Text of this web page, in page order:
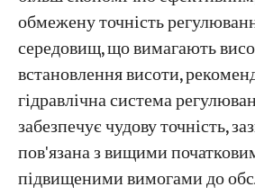
обмежену точність
середовищ, що вимагають
встановлення висоти,
гідравлічна система
забезпечує чудову точність,
пов'язана з вищими
підвищеними вимогами до